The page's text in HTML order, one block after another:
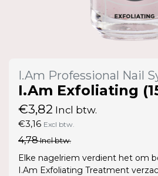
I.Am Professional Nail
I.Am Exfoliating
€3,82 Incl btw.
€3,16 Excl btw.
4,78Incl btw.
Elke nagelriem verdient het om
I.Am Exfoliating Treatment